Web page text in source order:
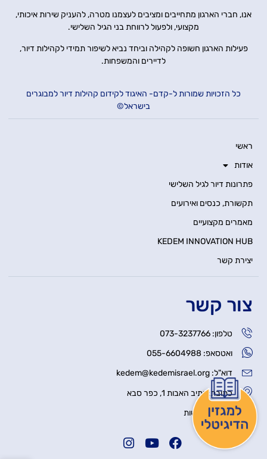
אנו, חברי הארגון מתחייבים ומציבים לעצמנו מטרה, להעניק שירות איכותי,
מקצועי, ולפעול לרווחת בני הגיל השלישי.
פעילות הארגון חשופה לקהילה וביחד נביא לשיפור תמידי לקהילות דיור,
לדיירים והמשפחות.
כל הזכויות שמורות ל-קדם- האיגוד לקידום קהילות דיור למבוגרים
בישראל©
ראשי
אודות
פתרונות דיור לגיל השלישי
תקשורת, כנסים ואירועים
מאמרים מקצועיים
KEDEM INNOVATION HUB
יצירת קשר
צור קשר
טלפון: 073-3237766
ואטסאפ: 055-6604988
דוא"ל: kedem@kedemisrael.org
כתובת: נתיב האבות 1, כפר סבא
הצהרת נגישות